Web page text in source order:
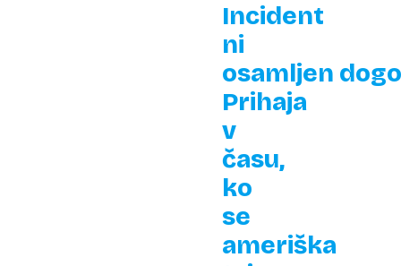
Incident
ni
osamljen
Prihaja
v
času,
ko
se
ameriška